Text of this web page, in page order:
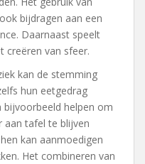
bijdragen aan een
Daarnaast speelt
creëren van sfeer.
kan de stemming
hun eetgedrag
bijvoorbeeld helpen om
aan tafel te blijven
kan aanmoedigen
Het combineren van